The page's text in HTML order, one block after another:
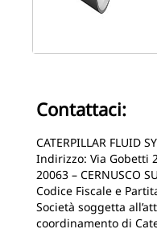
Contattaci:
CATERPILLAR FLUID
Indirizzo: Via Gobetti
20063 – CERNUSCO
Codice Fiscale e
Società soggetta
coordinamento di